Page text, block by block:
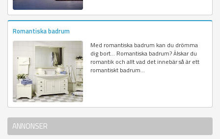
Romantiska badrum
Med romantiska badrum kan du drömma
dig bort... Romantiska badrum? Älskar du
romantik och allt vad det innebär så är ett
romantiskt badrum...
ANNONSER